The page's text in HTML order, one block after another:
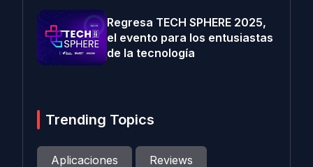
Regresa TECH SPHERE 2025,
el evento para los entusiastas
de la tecnología
Trending Topics
Aplicaciones
Reviews